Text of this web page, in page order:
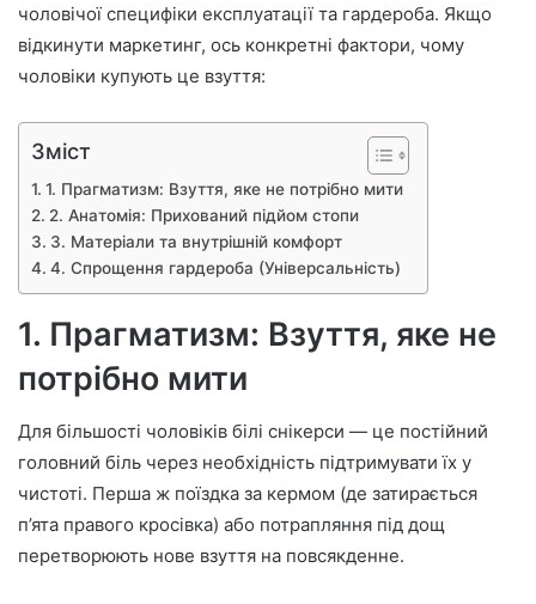
чоловічої специфіки експлуатації та гардероба. Якщо
відкинути маркетинг, ось конкретні фактори, чому
чоловіки купують це взуття:
Зміст
1. Прагматизм: Взуття, яке не потрібно мити
2. Анатомія: Прихований підйом стопи
3. Матеріали та внутрішній комфорт
4. Спрощення гардероба (Універсальність)
1. Прагматизм: Взуття, яке не
потрібно мити
Для більшості чоловіків білі снікерси — це постійний
головний біль через необхідність підтримувати їх у
чистоті. Перша ж поїздка за кермом (де затирається
п’ята правого кросівка) або потрапляння під дощ
перетворюють нове взуття на повсякденне.